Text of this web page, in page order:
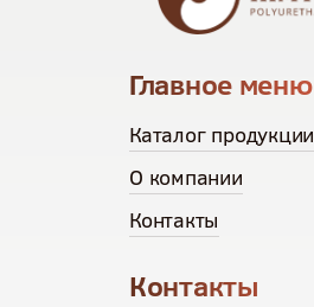
Главное меню
Каталог продукции
О компании
Контакты
Контакты